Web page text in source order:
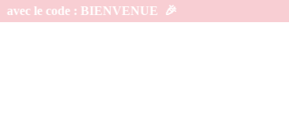
avec le code : BIENVENUE  🎉 🎉